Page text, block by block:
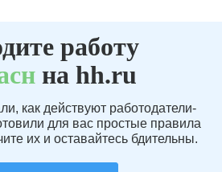
работу
на hh.ru
как действуют работодатели-
для вас простые правила
их и оставайтесь бдительны.